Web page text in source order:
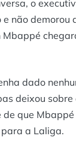
o
não demorou
Mbappé
dado
deixou
que
para a Laliga.